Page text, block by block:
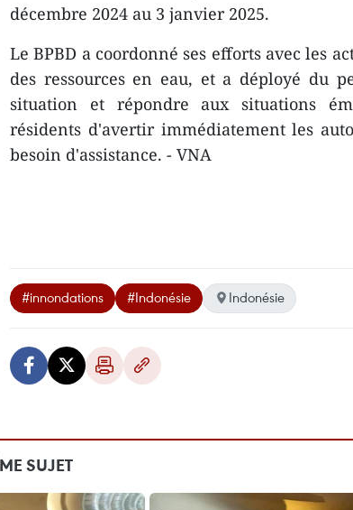
décembre 2024 au 3 janvier 2025.
Le BPBD a coordonné ses efforts avec les
des ressources en eau, et a déployé du
situation et répondre aux situations
résidents d'avertir immédiatement les
besoin d'assistance. - VNA
#innondations #Indonésie Indonésie
SUJET